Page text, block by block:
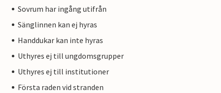
Sovrum har ingång utifrån
Sänglinnen kan ej hyras
Handdukar kan inte hyras
Uthyres ej till ungdomsgrupper
Uthyres ej till institutioner
Första raden vid stranden